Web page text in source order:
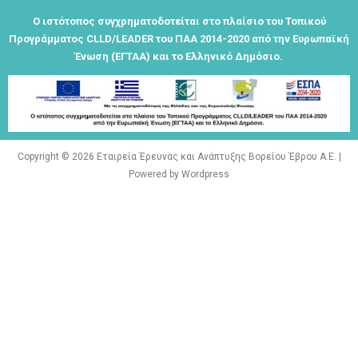
Τα μνημεία
μας είναι
σημεία
αναφοράς
ταυτότητάς
μας"
Ο ιστότοπος συγχρηματοδοτείται στο πλαίσιο του Τοπικού
Προγράμματος CLLD/LEADER του ΠΑΑ 2014-2020 από την Ευρωπαϊκή
Ένωση (ΕΓΤΑΑ) και το Ελληνικό Δημόσιο.
Copyright © 2026 Εταιρεία Έρευνας και Ανάπτυξης Βορείου Έβρου Α.Ε. |
Powered by Wordpress